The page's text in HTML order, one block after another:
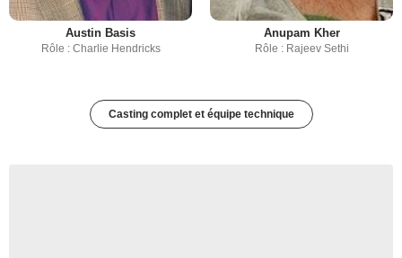
Austin Basis
Rôle : Charlie Hendricks
Anupam Kher
Rôle : Rajeev Sethi
Casting complet et équipe technique